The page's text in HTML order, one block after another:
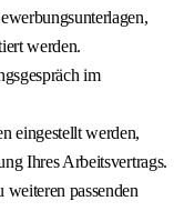
werden.
im
eingestellt werden,
Ihres Arbeitsvertrags.
passenden